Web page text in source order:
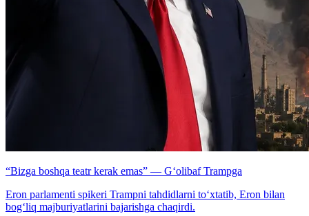
“Bizga boshqa teatr kerak emas” — G‘olibaf Trampga
Eron parlamenti spikeri Trampni tahdidlarni to‘xtatib, Eron bilan
bog‘liq majburiyatlarini bajarishga chaqirdi.